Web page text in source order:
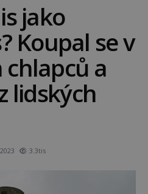
jako
Koupal se v
a
lidských
3.3tis